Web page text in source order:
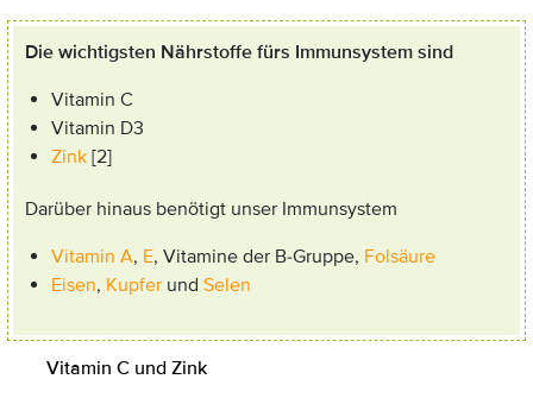
Die wichtigsten Nährstoffe fürs Immunsystem sind
Vitamin C
Vitamin D3
Zink [2]
Darüber hinaus benötigt unser Immunsystem
Vitamin A, E, Vitamine der B-Gruppe, Folsäure
Eisen, Kupfer und Selen
Vitamin C und Zink